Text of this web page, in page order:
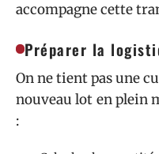
accompagne cette
Préparer la
On ne tient pas une
nouveau lot en plein
: